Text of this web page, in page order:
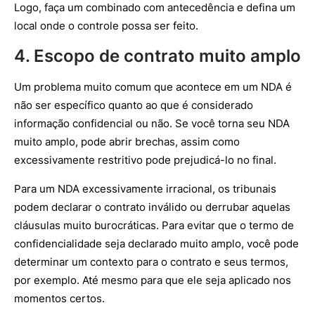
Logo, faça um combinado com antecedência e defina um
local onde o controle possa ser feito.
4. Escopo de contrato muito amplo
Um problema muito comum que acontece em um NDA é
não ser específico quanto ao que é considerado
informação confidencial ou não. Se você torna seu NDA
muito amplo, pode abrir brechas, assim como
excessivamente restritivo pode prejudicá-lo no final.
Para um NDA excessivamente irracional, os tribunais
podem declarar o contrato inválido ou derrubar aquelas
cláusulas muito burocráticas. Para evitar que o termo de
confidencialidade seja declarado muito amplo, você pode
determinar um contexto para o contrato e seus termos,
por exemplo. Até mesmo para que ele seja aplicado nos
momentos certos.